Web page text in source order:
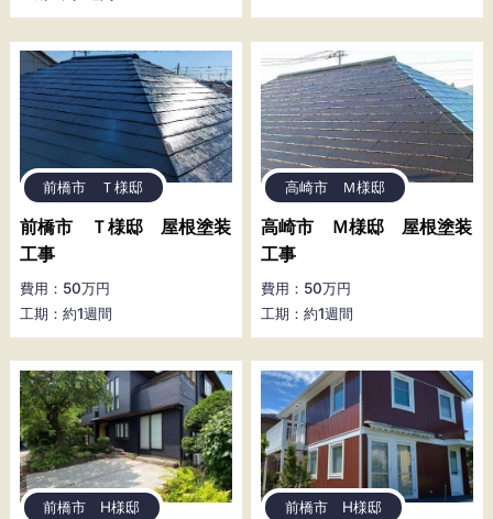
前橋市 Ｔ様邸
前橋市 Ｔ様邸 屋根塗装
工事
費用：50万円
工期：約1週間
高崎市 Ｍ様邸
高崎市 Ｍ様邸 屋根塗装
工事
費用：50万円
工期：約1週間
前橋市 H様邸 前橋市 H様邸